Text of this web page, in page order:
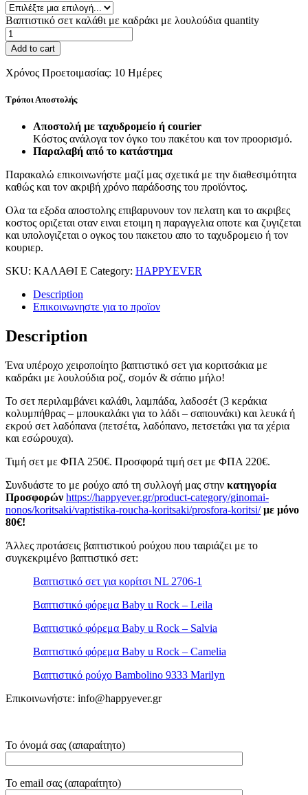
Βαπτιστικό σετ καλάθι με καδράκι με λουλούδια quantity
Add to cart
Χρόνος Προετοιμασίας: 10 Ημέρες
Τρόποι Αποστολής
Aποστoλή με ταχυδρομείο ή courier
Κόστος ανάλογα τον όγκο του πακέτου και τον προορισμό.
Παραλαβή από το κατάστημα
Παρακαλώ επικοινωνήστε μαζί μας σχετικά με την διαθεσιμότητα
καθώς και τον ακριβή χρόνο παράδοσης του προϊόντος.
Ολα τα εξοδα αποστολης επιβαρυνουν τον πελατη και το ακριβες
κοστος οριζεται οταν ειναι ετοιμη η παραγγελια οποτε και ζυγιζεται
και υπολογιζεται ο ογκος του πακετου απο το ταχυδρομειο ή τον
κουριερ.
SKU: ΚΑΛΑΘΙ Ε Category: HAPPYEVER
Description
Επικοινωνηστε για το προϊoν
Description
Ένα υπέροχο χειροποίητο βαπτιστικό σετ για κοριτσάκια με
καδράκι με λουλούδια ροζ, σομόν & σάπιο μήλο!
Το σετ περιλαμβάνει καλάθι, λαμπάδα, λαδοσέτ (3 κεράκια
κολυμπήθρας – μπουκαλάκι για το λάδι – σαπουνάκι) και λευκά ή
εκρού σετ λαδόπανα (πετσέτα, λαδόπανο, πετσετάκι για τα χέρια
και εσώρουχα).
Τιμή σετ με ΦΠΑ 250€. Προσφορά τιμή σετ με ΦΠΑ 220€.
Συνδυάστε το με ρούχο από τη συλλογή μας στην κατηγορία
Προσφορών https://happyever.gr/product-category/ginomai-
nonos/koritsaki/vaptistika-roucha-koritsaki/prosfora-koritsi/ με μόνο
80€!
Άλλες προτάσεις βαπτιστικού ρούχου που ταιριάζει με το
συγκεκριμένο βαπτιστικό σετ:
Βαπτιστικό σετ για κορίτσι NL 2706-1
Βαπτιστικό φόρεμα Baby u Rock – Leila
Βαπτιστικό φόρεμα Baby u Rock – Salvia
Βαπτιστικό φόρεμα Baby u Rock – Camelia
Βαπτιστικό ρούχο Bambolino 9333 Marilyn
Επικοινωνήστε: info@happyever.gr
Το όνομά σας (απαραίτητο)
Το email σας (απαραίτητο)